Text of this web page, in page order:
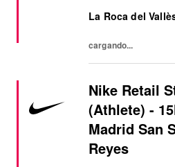
ofrecemos?
La Roca del
cargando...
Nike Retail
(Athlete) -
Madrid San
Reyes